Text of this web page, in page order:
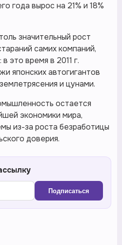
года вырос на 21% и 18%
значительный рост
самих компаний,
это время в 2011 г.
японских автогигантов
и цунами.
остается
экономики мира,
из-за роста безработицы
доверия.
Подписаться